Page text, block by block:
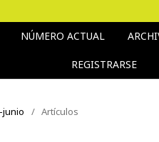
NÚMERO ACTUAL
REGISTRARSE
junio / Artículos